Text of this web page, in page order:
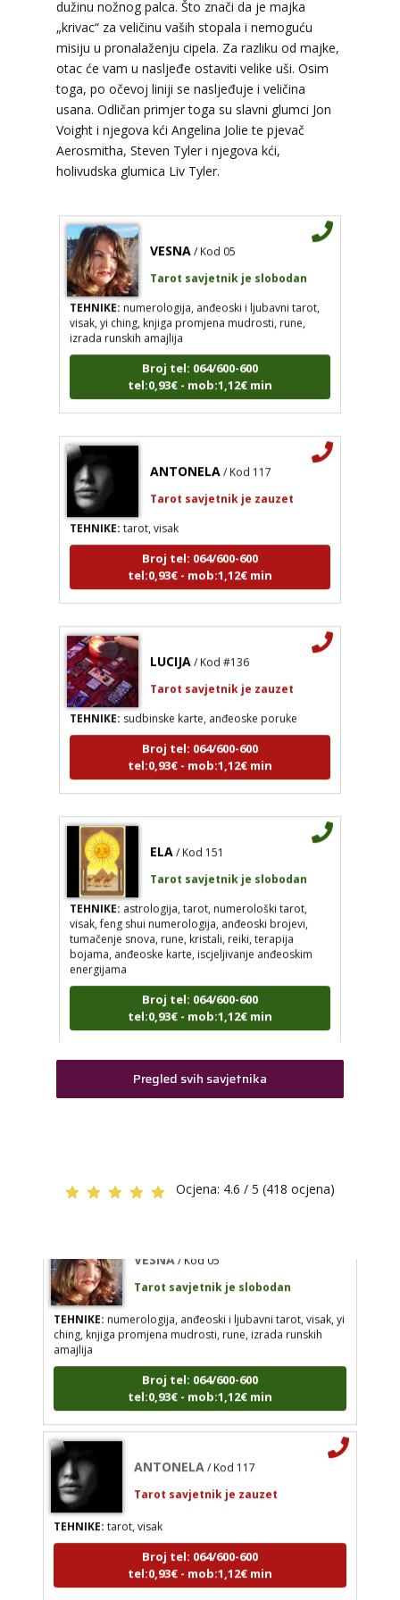
dužinu nožnog palca. Što znači da je majka
„krivac“ za veličinu vaših stopala i nemoguću
misiju u pronalaženju cipela. Za razliku od majke,
otac će vam u nasljeđe ostaviti velike uši. Osim
toga, po očevoj liniji se nasljeđuje i veličina
usana. Odličan primjer toga su slavni glumci Jon
Voight i njegova kći Angelina Jolie te pjevač
Aerosmitha, Steven Tyler i njegova kći,
holivudska glumica Liv Tyler.
Tarot savjetnik je slobodan
TEHNIKE:astrologija, tarot, numerološki tarot,
visak, feng shui numerologija, anđeoski brojevi,
tumačenje snova, rune, kristali, reiki, terapija
bojama, anđeoske karte, iscjeljivanje anđeoskim
energijama
Broj tel: 064/600-600
tel:0,93€ - mob:1,12€ min
VESNA
/ Kod 05
Tarot savjetnik je slobodan
TEHNIKE:numerologija, anđeoski i ljubavni tarot,
visak, yi ching, knjiga promjena mudrosti, rune,
izrada runskih amajlija
Broj tel: 064/600-600
tel:0,93€ - mob:1,12€ min
ANTONELA
/ Kod 117
Tarot savjetnik je zauzet
TEHNIKE:tarot, visak
Broj tel: 064/600-600
tel:0,93€ - mob:1,12€ min
LUCIJA
/ Kod #136
Tarot savjetnik je zauzet
TEHNIKE:sudbinske karte, anđeoske poruke
Broj tel: 064/600-600
tel:0,93€ - mob:1,12€ min
ELA
/ Kod 151
Tarot savjetnik je slobodan
TEHNIKE:astrologija, tarot, numerološki tarot,
visak, feng shui numerologija, anđeoski brojevi,
tumačenje snova, rune, kristali, reiki, terapija
bojama, anđeoske karte, iscjeljivanje anđeoskim
energijama
Broj tel: 064/600-600
tel:0,93€ - mob:1,12€ min
VESNA/ Kod 05
izrada runskih amajlija
ANTONELA/ Kod 117
Tarot savjetnik je zauzet
TEHNIKE:tarot, visak
Broj tel: 064/600-600
Pregled svih savjetnika
Ocjena: 4.6 / 5 (418 ocjena)
LUCIJA / Kod #136
Tarot savjetnik je zauzet
TEHNIKE:sudbinske karte, anđeoske poruke
Broj tel: 064/600-600
tel:0,93€ - mob:1,12€ min
ELA/ Kod 151
Tarot savjetnik je slobodan
astrologija, tarot, numerološki tarot, visak, feng
tel:0,93€ - mob:1,12€ min
Tarot savjetnik je slobodan
TEHNIKE:numerologija, anđeoski i ljubavni tarot, visak, yi
ching, knjiga promjena mudrosti, rune, izrada runskih
amajlija
Broj tel: 064/600-600
tel:0,93€ - mob:1,12€ min
ANTONELA
/ Kod 117
Tarot savjetnik je zauzet
TEHNIKE:tarot, visak
Broj tel: 064/600-600
tel:0,93€ - mob:1,12€ min